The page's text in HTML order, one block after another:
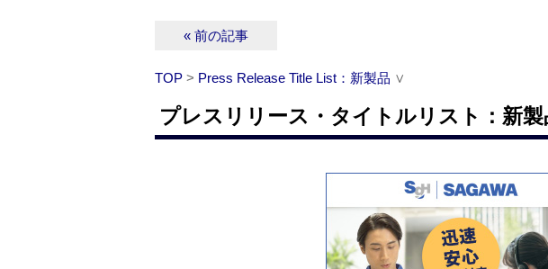
« 前の記事
TOP > Press Release Title List：新製品 ∨
プレスリリース・タイトルリスト：新